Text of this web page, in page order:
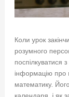
Коли урок
розумного
поспілкуватися
інформацію про
математику.
календаря, і як